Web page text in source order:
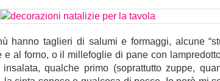
hanno taglieri di salumi e formaggi, alcune
e al forno, o il millefoglie di pane con
insalata, qualche primo (soprattutto zuppe,